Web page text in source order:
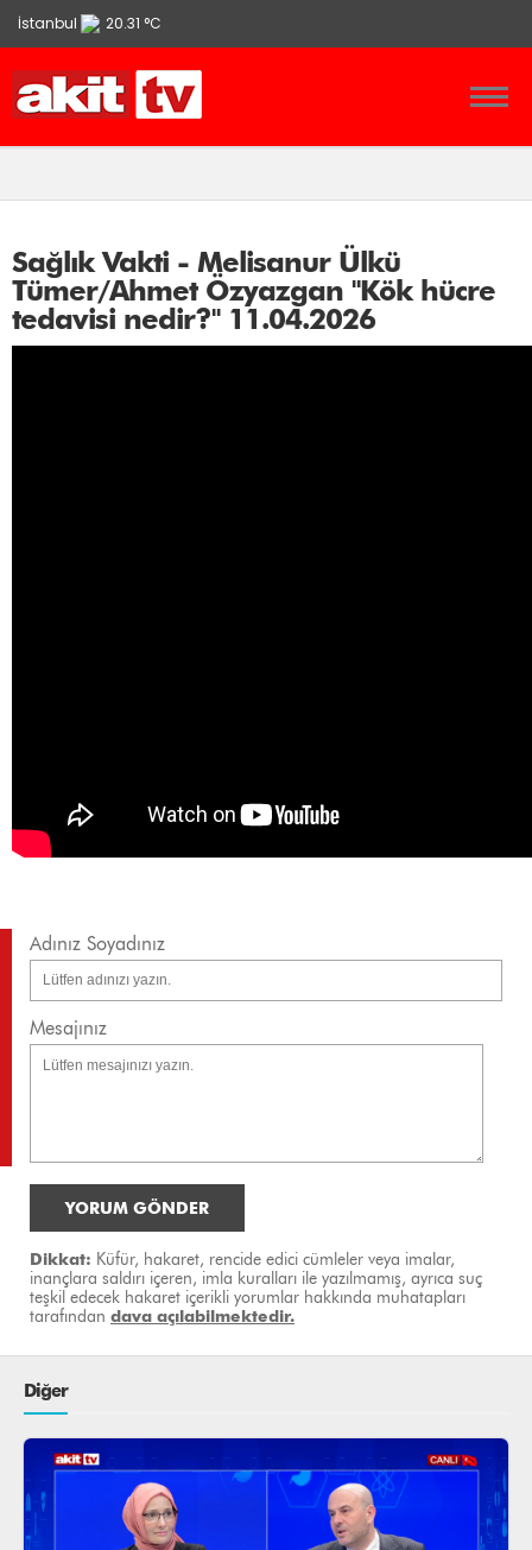
İstanbul 20.31 °C
Ankara 13.9 °C
İzmir 21.86 °C
Sağlık Vakti - Melisanur Ülkü
Tümer/Ahmet Özyazgan "Kök hücre
tedavisi nedir?" 11.04.2026
Adınız Soyadınız
Mesajınız
YORUM GÖNDER
Dikkat: Küfür, hakaret, rencide edici cümleler veya imalar,
inançlara saldırı içeren, imla kuralları ile yazılmamış, ayrıca suç
teşkil edecek hakaret içerikli yorumlar hakkında muhatapları
tarafından dava açılabilmektedir.
Diğer